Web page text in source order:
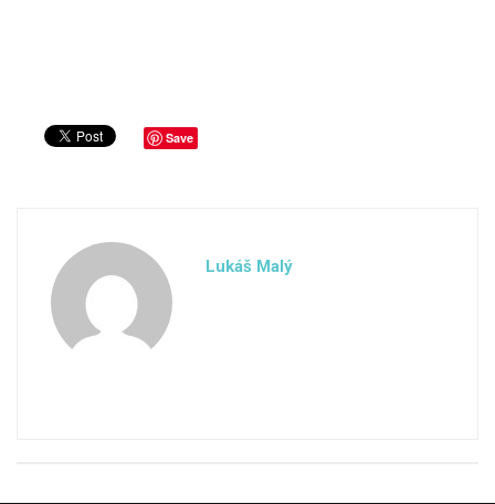
Save
Lukáš Malý